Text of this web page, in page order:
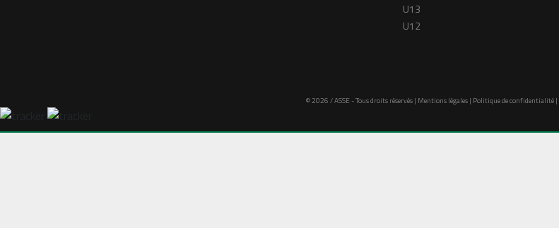
U13
U12
© 2026 / ASSE - Tous droits réservés | Mentions légales| Politique de confidentialité|